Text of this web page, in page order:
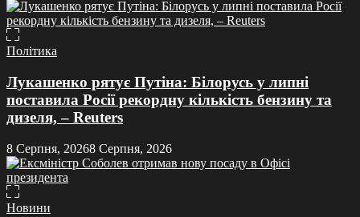
Політика
Лукашенко рятує Путіна: Білорусь у липні
поставила Росії рекордну кількість бензину та
дизеля, – Reuters
8 Серпня, 20268 Серпня, 2026
Новини